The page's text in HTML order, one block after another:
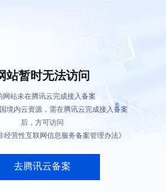
站暂时无法访问
网站未在腾讯云完成接入备案
境内云资源，需在腾讯云完成接入备案
后，方可访问
经营性互联网信息服务备案管理办法》
去腾讯云备案